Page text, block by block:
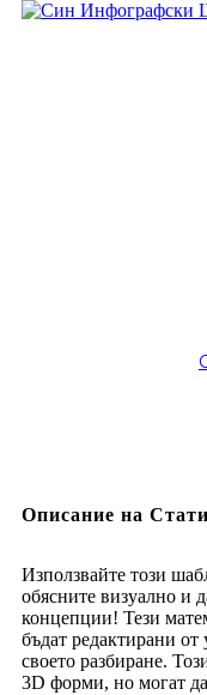
Описание на
Използвайте този
обясните визуално и
концепции! Тези
бъдат редактирани
своето разбиране.
3D форми, но могат